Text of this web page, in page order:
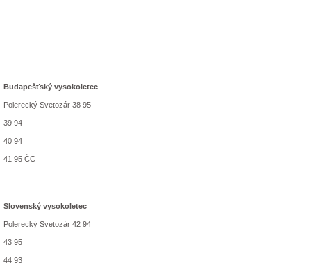
Budapešťský vysokoletec
Polerecký Svetozár 38 95
39 94
40 94
41 95 ČC
Slovenský vysokoletec
Polerecký Svetozár 42 94
43 95
44 93